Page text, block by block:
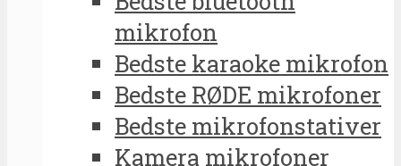
mikrofon
Bedste karaoke mikrofon
Bedste RØDE mikrofoner
Bedste mikrofonstativer
Kamera mikrofoner